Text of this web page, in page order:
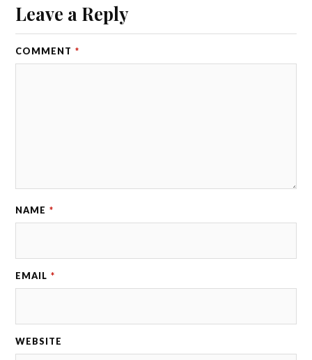
Leave a Reply
COMMENT *
NAME *
EMAIL *
WEBSITE